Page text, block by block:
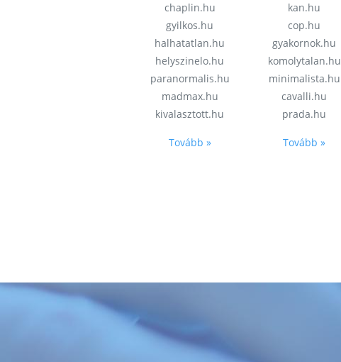
chaplin.hu
gyilkos.hu
halhatatlan.hu
helyszinelo.hu
paranormalis.hu
madmax.hu
kivalasztott.hu
Tovább »
kan.hu
cop.hu
gyakornok.hu
komolytalan.hu
minimalista.hu
cavalli.hu
prada.hu
Tovább »